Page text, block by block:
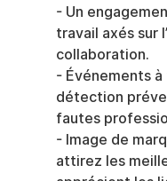
- Un
travail axés sur
collaboration.
- Événements
détection
fautes
- Image de
attirez les